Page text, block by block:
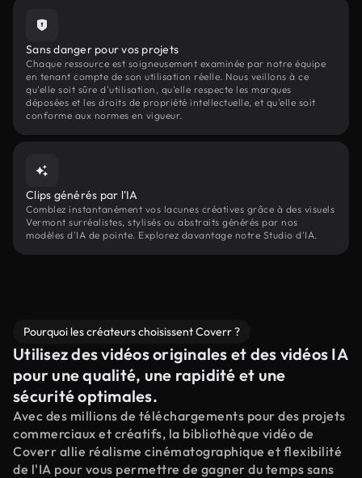
Sans danger pour vos projets
Chaque ressource est soigneusement examinée par notre équipe
en tenant compte de son utilisation réelle. Nous veillons à ce
qu'elle soit sûre d'utilisation, qu'elle respecte les marques
déposées et les droits de propriété intellectuelle, et qu'elle soit
conforme aux normes en vigueur.
Clips générés par l'IA
Comblez instantanément vos lacunes créatives grâce à des visuels
Vermont surréalistes, stylisés ou abstraits générés par nos
modèles d'IA de pointe. Explorez davantage notre Studio d'IA.
Pourquoi les créateurs choisissent Coverr ?
Utilisez des vidéos originales et des vidéos IA
pour une qualité, une rapidité et une
sécurité optimales.
Avec des millions de téléchargements pour des projets
commerciaux et créatifs, la bibliothèque vidéo de
Coverr allie réalisme cinématographique et flexibilité
de l'IA pour vous permettre de gagner du temps sans